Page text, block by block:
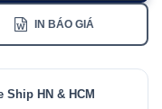
IN BÁO GIÁ
Ship HN & HCM